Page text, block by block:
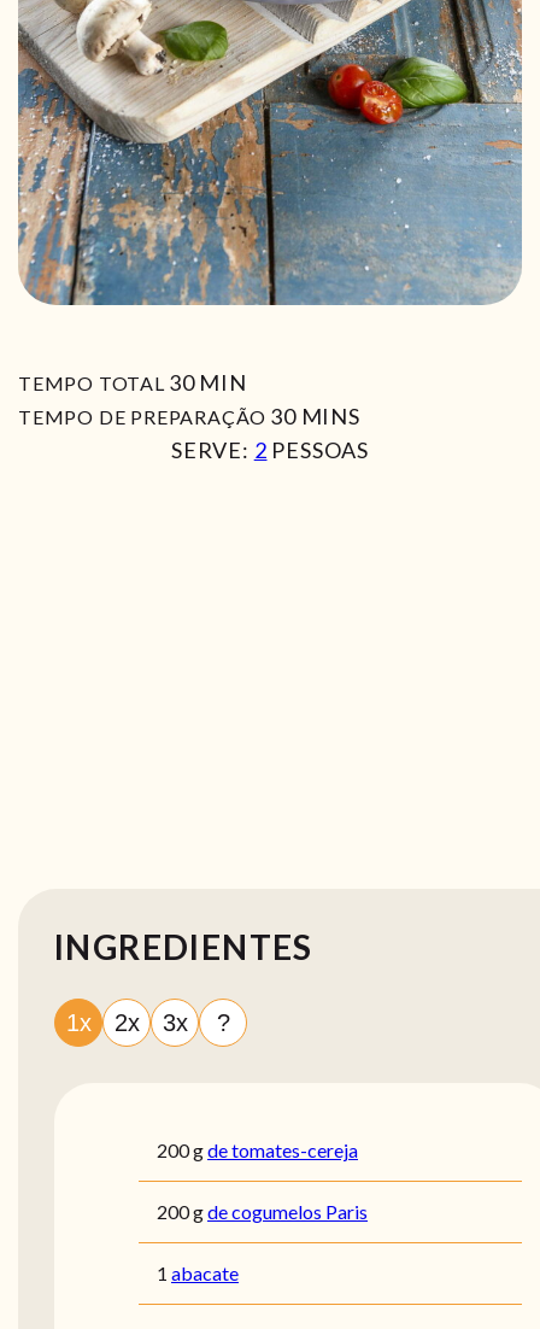
TEMPO TOTAL 30MIN
MIN
TEMPO DE PREPARAÇÃO 30MIN
MINS
SERVE: 2 PESSOAS
INGREDIENTES
1x 2x 3x ?
200gde tomates-cereja
200gde cogumelos Paris
1 abacate